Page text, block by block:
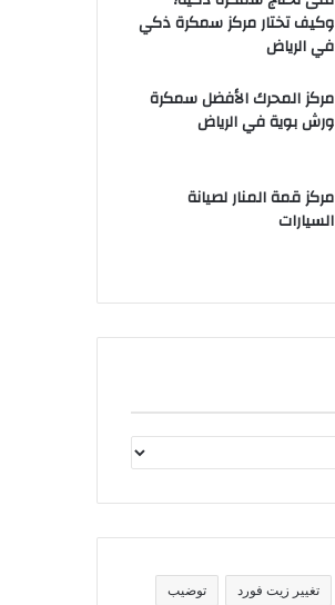
وكيف تختار مركز سمكرة ذكي
في الرياض
مركز المحرك الأفضل سمكرة
ورش بوية في الرياض
مركز قمة المنار لصيانة
السيارات
تغيير زيت فورد توضيب